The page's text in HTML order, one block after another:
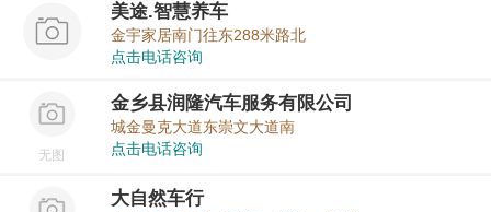
美途.智慧养车
金宇家居南门往东288米路北
点击电话咨询
无图
金乡县润隆汽车服务有限公司
城金曼克大道东崇文大道南
点击电话咨询
大自然车行